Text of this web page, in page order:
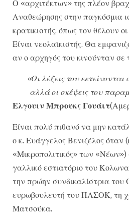
Ο «αρχιτέκτων» της πλέον
Αναθεώρησης στην παγκόσμια
κρατικιστής, όπως τον θέλουν
Είναι νεολαϊκιστής. Θα
αν ο αρχηγός του κινούνταν σε
«Οι λέξεις του
αλλά οι σκέψεις του
Ελγουιν Μπρουκς Γουάιτ
Είναι πολύ πιθανό να μην
ο κ. Ευάγγελος Βενιζέλος όταν
«Μικροπολιτικός» των
γαλλικό εστιατόριο του
την πρώην συνδικαλίστρια του
ευρωβουλευτή του ΠΑΣΟΚ, τη
Ματσούκα.